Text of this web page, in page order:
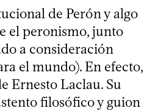
de Perón y algo
el peronismo, junto
a consideración
el mundo). En efecto,
Ernesto Laclau. Su
filosófico y guion